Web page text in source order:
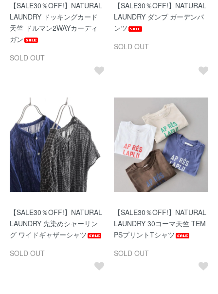
【SALE30％OFF!】NATURAL
LAUNDRY ドッキングカード
天竺 ドルマン2WAYカーディ
ガン
SOLD OUT
【SALE30％OFF!】NATURAL
LAUNDRY ダンプ ガーデンパ
ンツ
SOLD OUT
【SALE30％OFF!】NATURAL
LAUNDRY 先染めシャーリン
グ ワイドギャザーシャツ
SOLD OUT
【SALE30％OFF!】NATURAL
LAUNDRY 30コーマ天竺 TEM
PSプリントTシャツ
SOLD OUT